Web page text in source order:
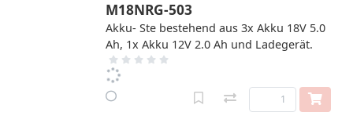
M18NRG-503
Akku- Ste bestehend aus 3x Akku 18V 5.0
Ah, 1x Akku 12V 2.0 Ah und Ladegerät.